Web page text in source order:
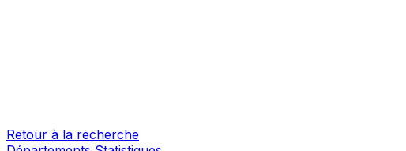
Retour à la recherche